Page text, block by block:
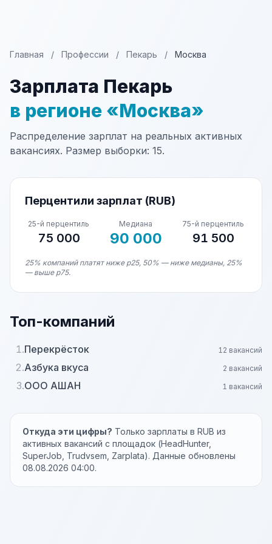
Главная / Профессии / Пекарь / Москва
Зарплата Пекарь
в регионе «Москва»
Распределение зарплат на реальных активных
вакансиях. Размер выборки: 15.
Перцентили зарплат (RUB)
25-й перцентиль
75 000
Медиана
90 000
75-й перцентиль
91 500
25% компаний платят ниже p25, 50% — ниже медианы, 25%
— выше p75.
Топ-компаний
1.Перекрёсток 12 вакансий
2.Азбука вкуса 2 вакансий
3.ООО АШАН 1 вакансий
Откуда эти цифры? Только зарплаты в RUB из
активных вакансий с площадок (HeadHunter,
SuperJob, Trudvsem, Zarplata). Данные обновлены
08.08.2026 04:00.